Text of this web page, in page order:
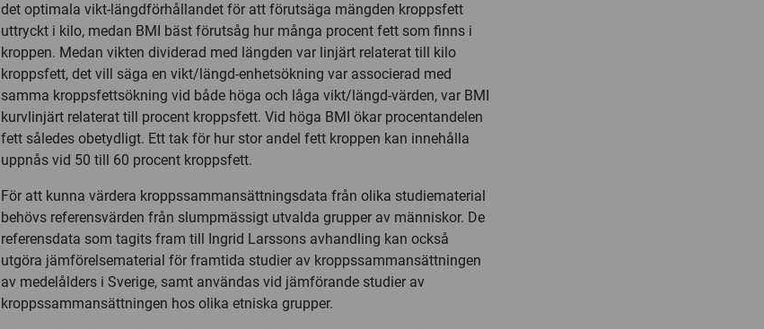
det optimala vikt-längdförhållandet för att förutsäga mängden kroppsfett
uttryckt i kilo, medan BMI bäst förutsåg hur många procent fett som finns i
kroppen. Medan vikten dividerad med längden var linjärt relaterat till kilo
kroppsfett, det vill säga en vikt/längd-enhetsökning var associerad med
samma kroppsfettsökning vid både höga och låga vikt/längd-värden, var BMI
kurvlinjärt relaterat till procent kroppsfett. Vid höga BMI ökar procentandelen
fett således obetydligt. Ett tak för hur stor andel fett kroppen kan innehålla
uppnås vid 50 till 60 procent kroppsfett.
För att kunna värdera kroppssammansättningsdata från olika studiematerial
behövs referensvärden från slumpmässigt utvalda grupper av människor. De
referensdata som tagits fram till Ingrid Larssons avhandling kan också
utgöra jämförelsematerial för framtida studier av kroppssammansättningen
av medelålders i Sverige, samt användas vid jämförande studier av
kroppssammansättningen hos olika etniska grupper.